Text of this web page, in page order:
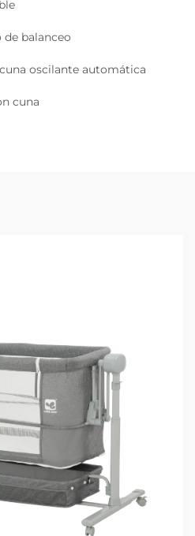
balanceo
cuna oscilante automática
cuna